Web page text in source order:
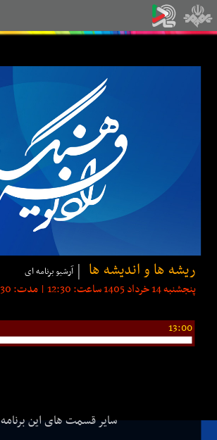
ریشه ها و اندیشه ها آرشیو برنامه ای
پنجشنبه 14 خرداد 1405 ساعت: 12:30 | مدت: 30 دقیقه
13:00
سایر قسمت های این برنامه